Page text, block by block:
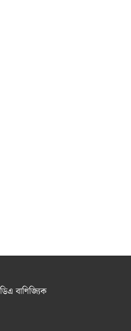
বাণিজ্যিক